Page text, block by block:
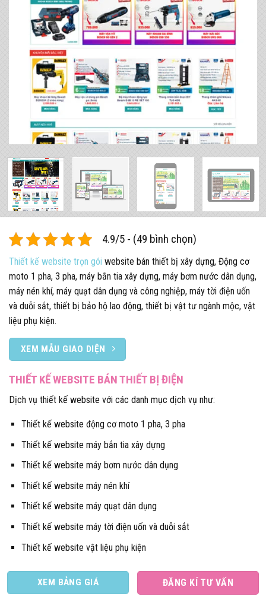
4.9/5 - (49 bình chọn)
Thiết kế website trọn gói website bán thiết bị xây dựng, Động cơ
moto 1 pha, 3 pha, máy bắn tia xây dựng, máy bơm nước dân dụng,
máy nén khí, máy quạt dân dụng và công nghiệp, máy tời điện uốn
và duỗi sắt, thiết bị bảo hộ lao động, thiết bị vật tư ngành mộc, vật
liệu phụ kiện.
XEM MẪU GIAO DIỆN
THIẾT KẾ WEBSITE BÁN THIẾT BỊ ĐIỆN
Dịch vụ thiết kế website với các danh mục dịch vụ như:
Thiết kế website động cơ moto 1 pha, 3 pha
Thiết kế website máy bắn tia xây dựng
Thiết kế website máy bơm nước dân dụng
Thiết kế website máy nén khí
Thiết kế website máy quạt dân dụng
Thiết kế website máy tời điện uốn và duỗi sắt
Thiết kế website vật liệu phụ kiện
XEM BẢNG GIÁ ĐĂNG KÍ TƯ VẤN